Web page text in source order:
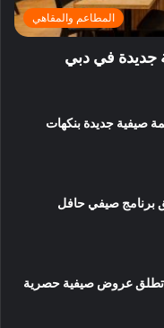
المطاعم والمقاهي
جديدة في دبي
صيفية جديدة بنكهات
برنامج صيفي حافل
تطلق عروض صيفية حصرية